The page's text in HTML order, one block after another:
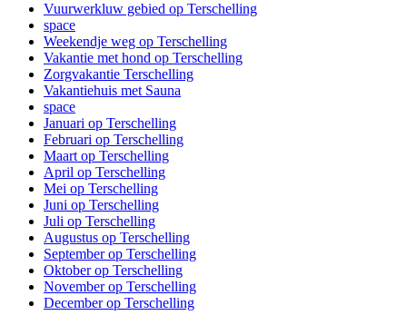
Vuurwerkluw gebied op Terschelling
space
Weekendje weg op Terschelling
Vakantie met hond op Terschelling
Zorgvakantie Terschelling
Vakantiehuis met Sauna
space
Januari op Terschelling
Februari op Terschelling
Maart op Terschelling
April op Terschelling
Mei op Terschelling
Juni op Terschelling
Juli op Terschelling
Augustus op Terschelling
September op Terschelling
Oktober op Terschelling
November op Terschelling
December op Terschelling